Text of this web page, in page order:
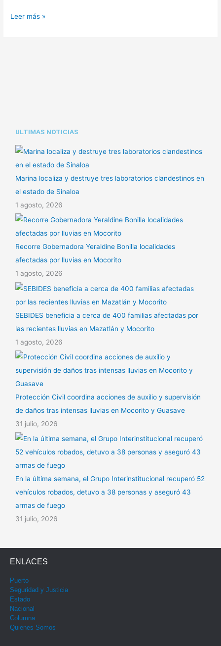
Leer más »
ULTIMAS NOTICIAS
Marina localiza y destruye tres laboratorios clandestinos en
el estado de Sinaloa
1 agosto, 2026
Recorre Gobernadora Yeraldine Bonilla localidades
afectadas por lluvias en Mocorito
1 agosto, 2026
SEBIDES beneficia a cerca de 400 familias afectadas por
las recientes lluvias en Mazatlán y Mocorito
1 agosto, 2026
Protección Civil coordina acciones de auxilio y supervisión
de daños tras intensas lluvias en Mocorito y Guasave
31 julio, 2026
En la última semana, el Grupo Interinstitucional recuperó 52
vehículos robados, detuvo a 38 personas y aseguró 43
armas de fuego
31 julio, 2026
ENLACES
Puerto
Seguridad y Justicia
Estado
Nacional
Columna
Quienes Somos